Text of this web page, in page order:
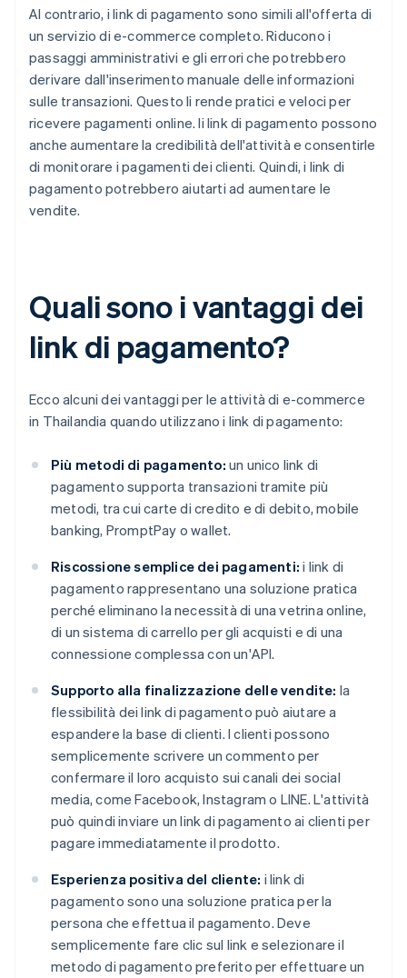
Al contrario, i link di pagamento sono simili all'offerta di
un servizio di e-commerce completo. Riducono i
passaggi amministrativi e gli errori che potrebbero
derivare dall'inserimento manuale delle informazioni
sulle transazioni. Questo li rende pratici e veloci per
ricevere pagamenti online. Ii link di pagamento possono
anche aumentare la credibilità dell'attività e consentirle
di monitorare i pagamenti dei clienti. Quindi, i link di
pagamento potrebbero aiutarti ad aumentare le
vendite.
Quali sono i vantaggi dei
link di pagamento?
Ecco alcuni dei vantaggi per le attività di e-commerce
in Thailandia quando utilizzano i link di pagamento:
Più metodi di pagamento: un unico link di
pagamento supporta transazioni tramite più
metodi, tra cui carte di credito e di debito, mobile
banking, PromptPay o wallet.
Riscossione semplice dei pagamenti: i link di
pagamento rappresentano una soluzione pratica
perché eliminano la necessità di una vetrina online,
di un sistema di carrello per gli acquisti e di una
connessione complessa con un'API.
Supporto alla finalizzazione delle vendite: la
flessibilità dei link di pagamento può aiutare a
espandere la base di clienti. I clienti possono
semplicemente scrivere un commento per
confermare il loro acquisto sui canali dei social
media, come Facebook, Instagram o LINE. L'attività
può quindi inviare un link di pagamento ai clienti per
pagare immediatamente il prodotto.
Esperienza positiva del cliente: i link di
pagamento sono una soluzione pratica per la
persona che effettua il pagamento. Deve
semplicemente fare clic sul link e selezionare il
metodo di pagamento preferito per effettuare un